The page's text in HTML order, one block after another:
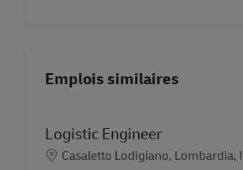
Emplois similaires
Logistic Engineer
LieuCasaletto Lodigiano, Lombardia,